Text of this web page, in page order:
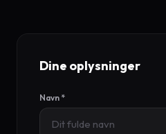
Dine oplysninger
Navn *